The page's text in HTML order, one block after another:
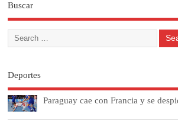
Buscar
Deportes
Paraguay cae con Francia y se